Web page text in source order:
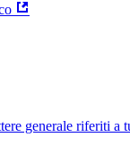
generale riferiti a